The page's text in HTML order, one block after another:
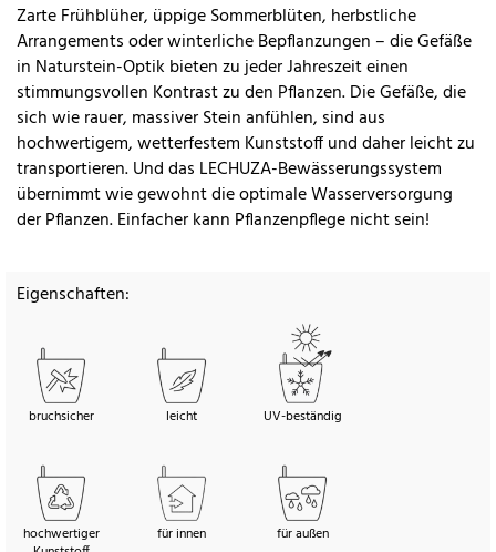
Zarte Frühblüher, üppige Sommerblüten, herbstliche
Arrangements oder winterliche Bepflanzungen – die Gefäße
in Naturstein-Optik bieten zu jeder Jahreszeit einen
stimmungsvollen Kontrast zu den Pflanzen. Die Gefäße, die
sich wie rauer, massiver Stein anfühlen, sind aus
hochwertigem, wetterfestem Kunststoff und daher leicht zu
transportieren. Und das LECHUZA-Bewässerungssystem
übernimmt wie gewohnt die optimale Wasserversorgung
der Pflanzen. Einfacher kann Pflanzenpflege nicht sein!
Eigenschaften:
bruchsicher leicht UV-beständig
hochwertiger
für innen für außen